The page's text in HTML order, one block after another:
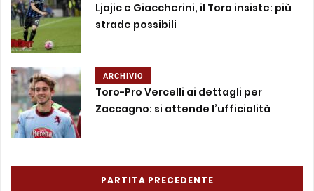
Ljajic e Giaccherini, il Toro insiste: più
strade possibili
ARCHIVIO
Toro-Pro Vercelli ai dettagli per
Zaccagno: si attende l’ufficialità
PARTITA PRECEDENTE